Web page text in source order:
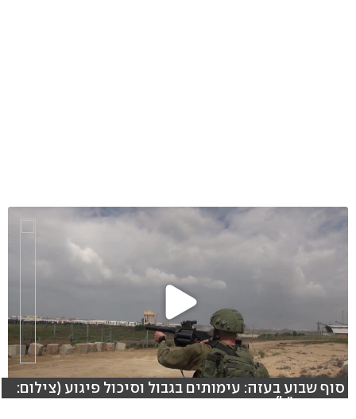
סוף שבוע בעזה: עימותים בגבול וסיכול פיגוע (צילום:
דובר צה"ל)